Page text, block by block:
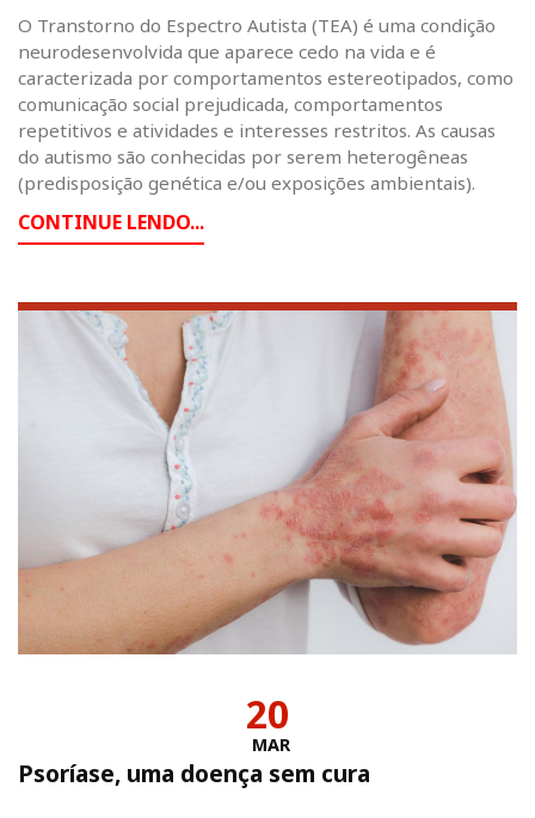
O Transtorno do Espectro Autista (TEA) é uma condição
neurodesenvolvida que aparece cedo na vida e é
caracterizada por comportamentos estereotipados, como
comunicação social prejudicada, comportamentos
repetitivos e atividades e interesses restritos. As causas
do autismo são conhecidas por serem heterogêneas
(predisposição genética e/ou exposições ambientais).
CONTINUE LENDO...
20
MAR
Psoríase, uma doença sem cura